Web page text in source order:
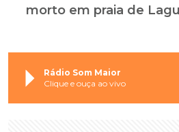
morto em praia de
Rádio Som Maior
Clique e ouça ao vivo